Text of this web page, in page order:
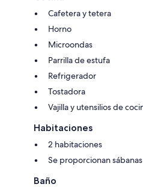
legal guardian for the duration of the
Cafetera y tetera
Horno
Microondas
Parrilla de estufa
Refrigerador
Tostadora
Vajilla y utensilios de
Habitaciones
2 habitaciones
Se proporcionan sábanas
Baño